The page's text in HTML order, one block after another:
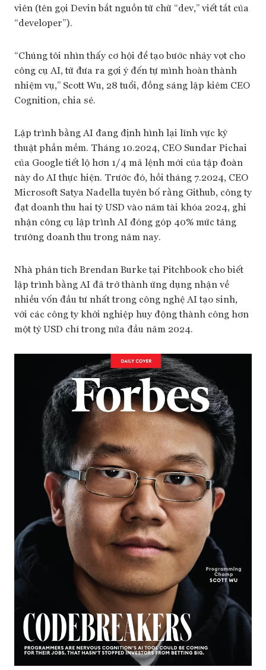
viên (tên gọi Devin bắt nguồn từ chữ “dev,” viết tắt của
“developer”).
“Chúng tôi nhìn thấy cơ hội để tạo bước nhảy vọt cho
công cụ AI, từ đưa ra gợi ý đến tự mình hoàn thành
nhiệm vụ,” Scott Wu, 28 tuổi, đồng sáng lập kiêm CEO
Cognition, chia sẻ.
Lập trình bằng AI đang định hình lại lĩnh vực kỹ
thuật phần mềm. Tháng 10.2024, CEO Sundar Pichai
của Google tiết lộ hơn 1/4 mã lệnh mới của tập đoàn
này do AI thực hiện. Trước đó, hồi tháng 7.2024, CEO
Microsoft Satya Nadella tuyên bố rằng Github, công ty
đạt doanh thu hai tỷ USD vào năm tài khóa 2024, ghi
nhận công cụ lập trình AI đóng góp 40% mức tăng
trưởng doanh thu trong năm nay.
Nhà phân tích Brendan Burke tại Pitchbook cho biết
lập trình bằng AI đã trở thành ứng dụng nhận về
nhiều vốn đầu tư nhất trong công nghệ AI tạo sinh,
với các công ty khởi nghiệp huy động thành công hơn
một tỷ USD chỉ trong nửa đầu năm 2024.